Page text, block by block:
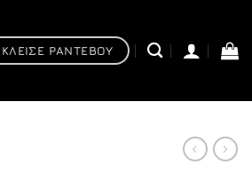
ΚΛΕΙΣΕ ΡΑΝΤΕΒΟΥ